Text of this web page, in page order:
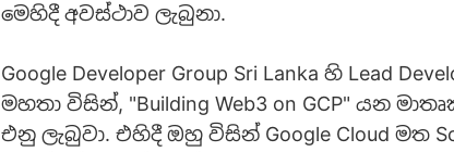
මෙහිදී අවස්ථාව ලැබුනා.
Google Developer Group Sri Lanka හි Lead
මහතා විසින්, "Building Web3 on GCP" යන
එනු ලැබුවා. එහිදී ඔහු විසින් Google Cloud මත